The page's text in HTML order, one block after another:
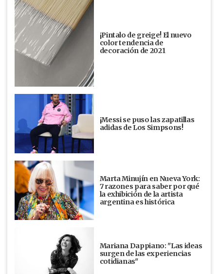
¡Pintalo de greige! El nuevo
color tendencia de
decoración de 2021
¡Messi se puso las zapatillas
adidas de Los Simpsons!
Marta Minujín en Nueva York:
7 razones para saber por qué
la exhibición de la artista
argentina es histórica
Mariana Dappiano: "Las ideas
surgen de las experiencias
cotidianas"